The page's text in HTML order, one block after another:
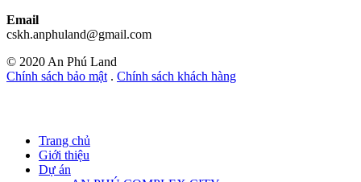
Email
cskh.anphuland@gmail.com
© 2020 An Phú Land
Chính sách bảo mật . Chính sách khách hàng
Trang chủ
Giới thiệu
Dự án